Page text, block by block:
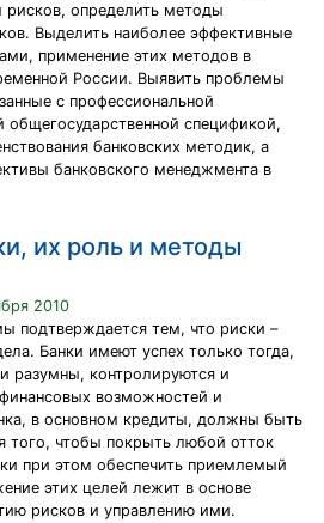
рисков, определить методы
Выделить наиболее эффективные
применение этих методов в
России. Выявить проблемы
с профессиональной
общегосударственной спецификой,
банковских методик, а
банковского менеджмента в
их роль и методы
2010
подтверждается тем, что риски –
Банки имеют успех только тогда,
разумны, контролируются и
возможностей и
в основном кредиты, должны быть
того, чтобы покрыть любой отток
при этом обеспечить приемлемый
этих целей лежит в основе
рисков и управлению ими.